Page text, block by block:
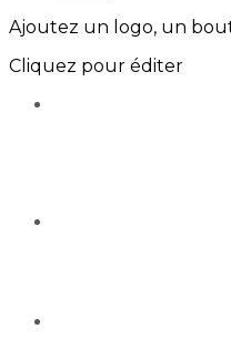
Ajoutez un logo, un
Cliquez pour éditer